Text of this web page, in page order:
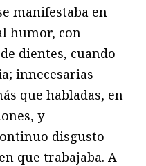
manifestaba en
humor, con
dientes, cuando
innecesarias
que habladas, en
y
disgusto
que trabajaba. A